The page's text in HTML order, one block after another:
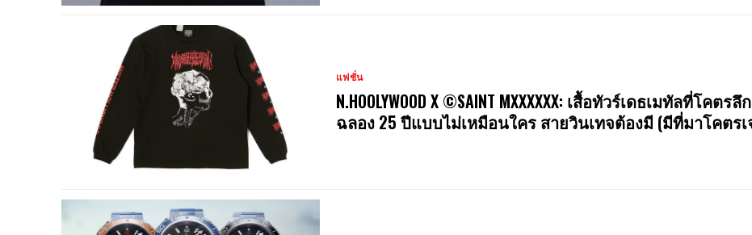
แฟชั่น
N.HOOLYWOOD X ©SAINT MXXXXXX: เสื้อทัวร์เดธเมทัลที่โคตรลึ
ฉลอง 25 ปีแบบไม่เหมือนใคร สายวินเทจต้องมี (มีที่มาโคตรเ